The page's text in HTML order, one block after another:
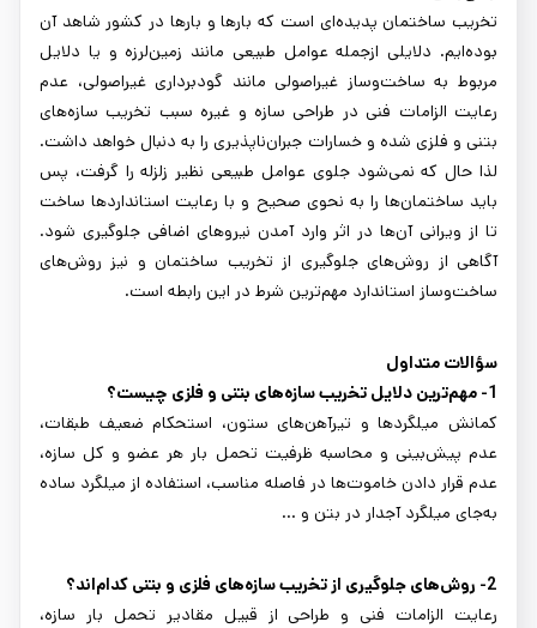
تخریب ساختمان پدیده‌ای است که بارها و بارها در کشور شاهد آن
بوده‌ایم. دلایلی ازجمله عوامل طبیعی مانند زمین‌لرزه و یا دلایل
مربوط به ساخت‌وساز غیراصولی مانند گودبرداری غیراصولی، عدم
رعایت الزامات فنی در طراحی سازه و غیره سبب تخریب سازه‌های
بتنی و فلزی شده و خسارات جبران‌ناپذیری را به دنبال خواهد داشت.
لذا حال که نمی‌شود جلوی عوامل طبیعی نظیر زلزله را گرفت، پس
باید ساختمان‌ها را به نحوی صحیح و با رعایت استانداردها ساخت
تا از ویرانی آن‌ها در اثر وارد آمدن نیروهای اضافی جلوگیری شود.
آگاهی از روش‌های جلوگیری از تخریب ساختمان و نیز روش‌های
ساخت‌وساز استاندارد مهم‌ترین شرط در این رابطه است.
سؤالات متداول
1- مهم‌ترین دلایل تخریب سازه‌های بتنی و فلزی چیست؟
کمانش میلگردها و تیرآهن‌های ستون، استحکام ضعیف طبقات،
عدم پیش‌بینی و محاسبه ظرفیت تحمل بار هر عضو و کل سازه،
عدم قرار دادن خاموت‌ها در فاصله مناسب، استفاده از میلگرد ساده
به‌جای میلگرد آجدار در بتن و ...
2- روش‌های جلوگیری از تخریب سازه‌های فلزی و بتنی کدام‌اند؟
رعایت الزامات فنی و طراحی از قبیل مقادیر تحمل بار سازه،